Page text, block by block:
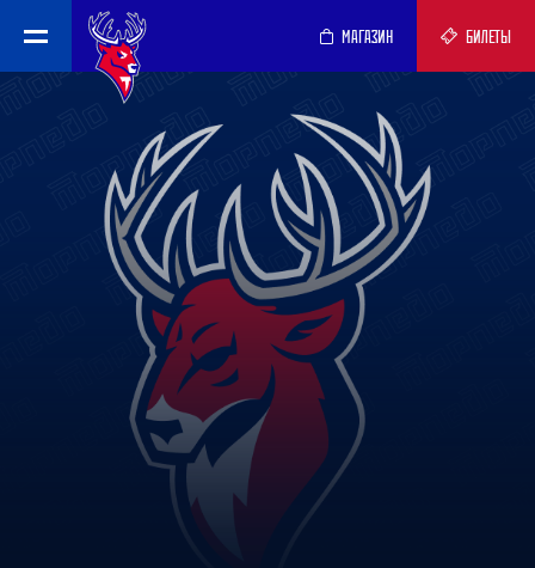
МАГАЗИН БИЛЕТЫ